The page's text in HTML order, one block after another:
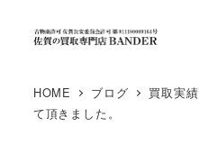
HOME ブログ 買取実績
て頂きました。